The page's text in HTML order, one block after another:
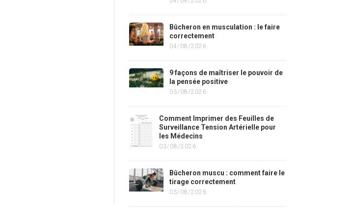
Bûcheron en musculation : le faire
correctement
04/08/2026
9 façons de maîtriser le pouvoir de
la pensée positive
03/08/2026
Comment Imprimer des Feuilles de
Surveillance Tension Artérielle pour
les Médecins
03/08/2026
Bûcheron muscu : comment faire le
tirage correctement
03/08/2026